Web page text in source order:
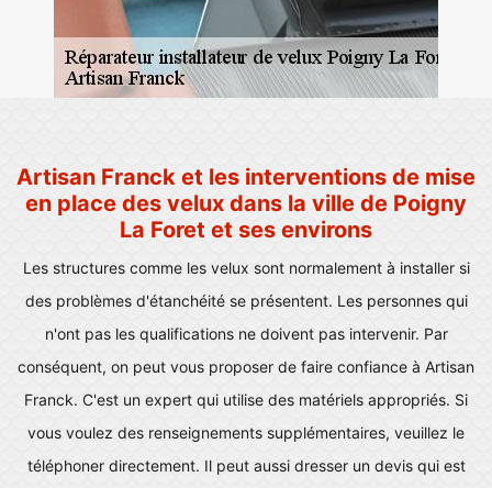
Artisan Franck et les interventions de mise
en place des velux dans la ville de Poigny
La Foret et ses environs
Les structures comme les velux sont normalement à installer si
des problèmes d'étanchéité se présentent. Les personnes qui
n'ont pas les qualifications ne doivent pas intervenir. Par
conséquent, on peut vous proposer de faire confiance à Artisan
Franck. C'est un expert qui utilise des matériels appropriés. Si
vous voulez des renseignements supplémentaires, veuillez le
téléphoner directement. Il peut aussi dresser un devis qui est